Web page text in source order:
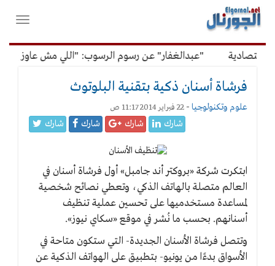
القائمة
الرئيسية
فتح
"عبدالغفار" عن رسوم الرسوب: "اللي مش عاوز
فرشاة أسنان ذكية بتقنية البلوتوث
علوم وتكنولوجيا - 22 فبراير 2014 11:17 ص
شارك شارك شارك شارك
ابتكرت شركة «بروكتر أند جامبل» أول فرشاة أسنان في
العالم متصلة بالهاتف الذكي، وتعطي نصائح شخصية
لمساعدة مستخدميها على تحسين عملية تنظيف
أسنانهم. بحسب ما نُشر في موقع «سكاي نيوز».
وتتصل فرشاة الأسنان الجديدة- التي ستكون متاحة في
الأسواق بدءًا من يونيو- بتطبيق على الهواتف الذكية عن